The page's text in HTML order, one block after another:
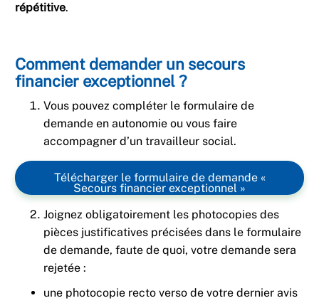
répétitive.
Comment demander un secours
financier exceptionnel ?
Vous pouvez compléter le formulaire de
demande en autonomie ou vous faire
accompagner d’un travailleur social.
Télécharger le formulaire de demande «
Secours financier exceptionnel »
Joignez obligatoirement les photocopies des
pièces justificatives précisées dans le formulaire
de demande, faute de quoi, votre demande sera
rejetée :
une photocopie recto verso de votre dernier avis